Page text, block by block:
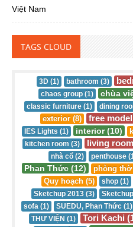
TAGS CLOUD
3D (1) bathroom (3)
chaos group (1)
chùa
classic furniture (1)
dining
exterior (8) free
IES Lights (1) interior (10)
kitchen room (3) living
nhà cổ (2) penthouse
Phan Thức (12) phòng thờ
Quy hoạch (5) shop (1)
Sketchup 2013 (3)
sofa (1)
SUEDU, Phan Thức (1)
THƯ VIỆN (1) Tori Kachi